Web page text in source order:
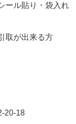
ール貼り・袋入れ
取が出来る方
20-18